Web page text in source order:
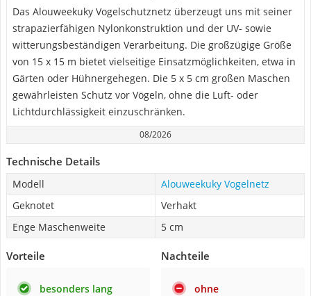
Das Alouweekuky Vogelschutznetz überzeugt uns mit seiner
strapazierfähigen Nylonkonstruktion und der UV- sowie
witterungsbeständigen Verarbeitung. Die großzügige Größe
von 15 x 15 m bietet vielseitige Einsatzmöglichkeiten, etwa in
Gärten oder Hühnergehegen. Die 5 x 5 cm großen Maschen
gewährleisten Schutz vor Vögeln, ohne die Luft- oder
Lichtdurchlässigkeit einzuschränken.
08/2026
Technische Details
Modell
Alouweekuky Vogelnetz
Geknotet
Verhakt
Enge Maschenweite
5 cm
Vorteile
besonders lang
Nachteile
ohne